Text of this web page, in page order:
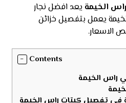
الخيمة يعد افضل نجار
يعمل بتفصيل خزائن
الاسعار.
Contents
راس الخيمة